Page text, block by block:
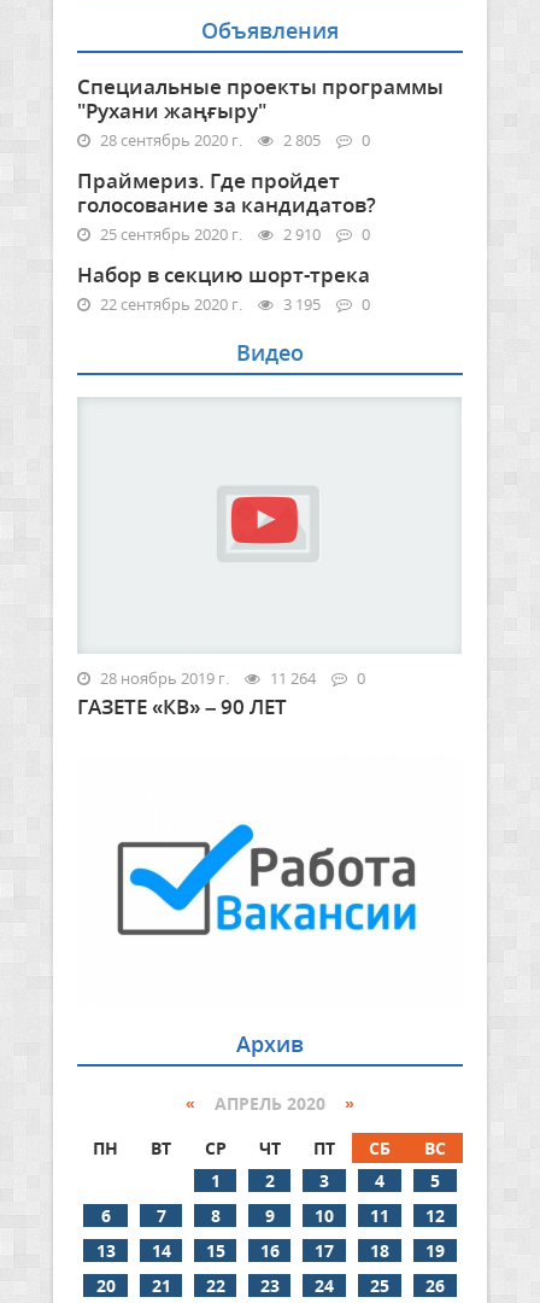
Объявления
Специальные проекты программы
"Рухани жаңғыру"
28 сентябрь 2020 г. 2 805 0
Праймериз. Где пройдет
голосование за кандидатов?
25 сентябрь 2020 г. 2 910 0
Набор в секцию шорт-трека
22 сентябрь 2020 г. 3 195 0
Видео
28 ноябрь 2019 г. 11 264 0
ГАЗЕТЕ «КВ» – 90 ЛЕТ
Архив
« АПРЕЛЬ 2020 »
ПН
ВТ СР ЧТ ПТ СБ
ВС
1
2 3 4
5
6
7 8 9 10 11
12
13
14 15 16 17 18
19
20
21 22 23 24 25 26